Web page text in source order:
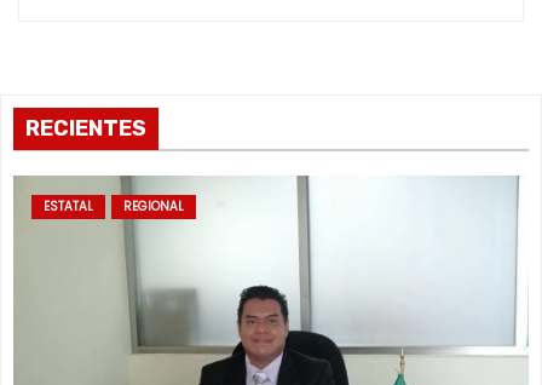
RECIENTES
ESTATAL REGIONAL